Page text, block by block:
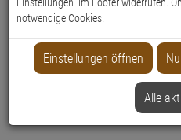
Datenblatt drucken
Produktinformationen
Zubehörartikel, Deckenmontage-Kit
Anwendung: Videoüberwachung
notwendige Cookies.
Einstellungen öffnen
Alle